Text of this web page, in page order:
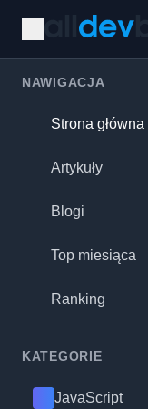
NAWIGACJA
Strona główna
Artykuły
Blogi
Top miesiąca
Ranking
KATEGORIE
JavaScript